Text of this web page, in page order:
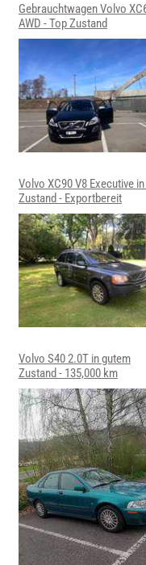
Gebrauchtwagen Volvo
AWD - Top Zustand
Volvo XC90 V8 Executive
Zustand - Exportbereit
Volvo S40 2.0T in gutem
Zustand - 135,000 km